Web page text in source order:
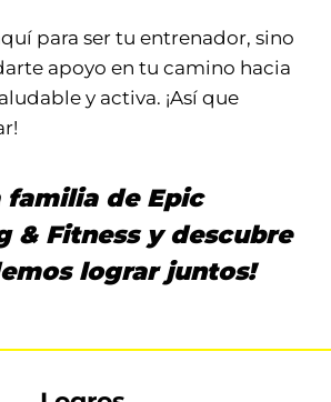
para ser tu entrenador, sino
apoyo en tu camino hacia
y activa. ¡Así que
familia de Epic
& Fitness y descubre
lograr juntos!